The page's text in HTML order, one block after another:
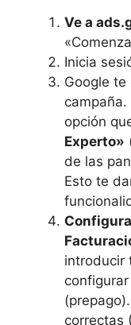
Ve a
Inicia
Google te
campaña.
opción
Experto»
de las
Esto te
introducir
correctas